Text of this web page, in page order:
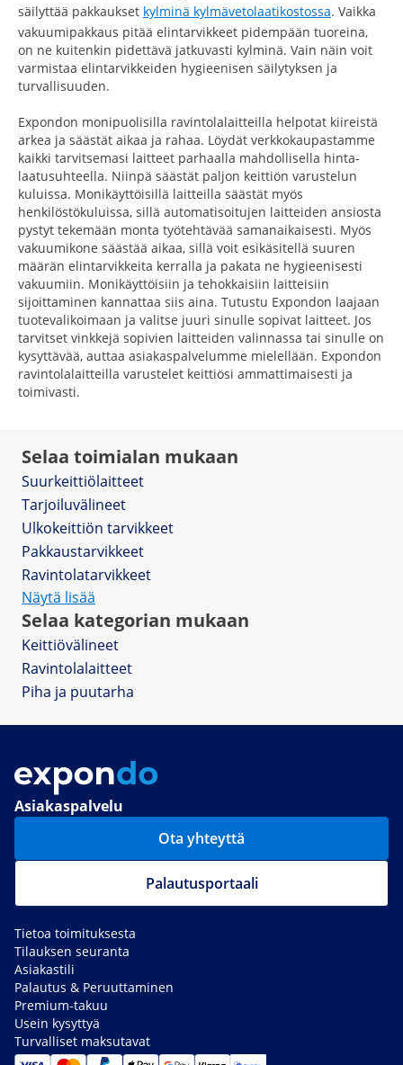
säilyttää pakkaukset kylminä kylmävetolaatikostossa. Vaikka
vakuumipakkaus pitää elintarvikkeet pidempään tuoreina,
on ne kuitenkin pidettävä jatkuvasti kylminä. Vain näin voit
varmistaa elintarvikkeiden hygieenisen säilytyksen ja
turvallisuuden.
Expondon monipuolisilla ravintolalaitteilla helpotat kiireistä
arkea ja säästät aikaa ja rahaa. Löydät verkkokaupastamme
kaikki tarvitsemasi laitteet parhaalla mahdollisella hinta-
laatusuhteella. Niinpä säästät paljon keittiön varustelun
kuluissa. Monikäyttöisillä laitteilla säästät myös
henkilöstökuluissa, sillä automatisoitujen laitteiden ansiosta
pystyt tekemään monta työtehtävää samanaikaisesti. Myös
vakuumikone säästää aikaa, sillä voit esikäsitellä suuren
määrän elintarvikkeita kerralla ja pakata ne hygieenisesti
vakuumiin. Monikäyttöisiin ja tehokkaisiin laitteisiin
sijoittaminen kannattaa siis aina. Tutustu Expondon laajaan
tuotevalikoimaan ja valitse juuri sinulle sopivat laitteet. Jos
tarvitset vinkkejä sopivien laitteiden valinnassa tai sinulle on
kysyttävää, auttaa asiakaspalvelumme mielellään. Expondon
ravintolalaitteilla varustelet keittiösi ammattimaisesti ja
toimivasti.
Selaa toimialan mukaan
Suurkeittiölaitteet
Tarjoiluvälineet
Ulkokeittiön tarvikkeet
Pakkaustarvikkeet
Ravintolatarvikkeet
Näytä lisää
Selaa kategorian mukaan
Keittiövälineet
Ravintolalaitteet
Piha ja puutarha
Asiakaspalvelu
Ota yhteyttä
Palautusportaali
Tietoa toimituksesta
Tilauksen seuranta
Asiakastili
Palautus & Peruuttaminen
Premium-takuu
Usein kysyttyä
Turvalliset maksutavat